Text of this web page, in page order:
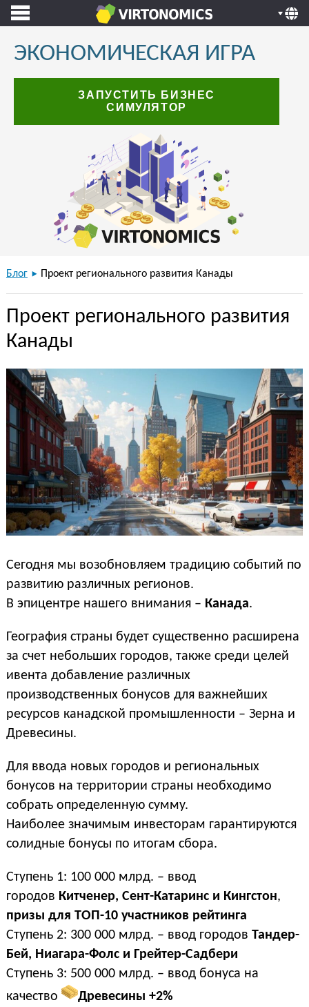
ЭКОНОМИЧЕСКАЯ ИГРА
ЗАПУСТИТЬ БИЗНЕС
СИМУЛЯТОР
Блог Проект регионального развития Канады
Проект регионального развития
Канады
Сегодня мы возобновляем традицию событий по
развитию различных регионов.
В эпицентре нашего внимания – Канада.
География страны будет существенно расширена
за счет небольших городов, также среди целей
ивента добавление различных
производственных бонусов для важнейших
ресурсов канадской промышленности – Зерна и
Древесины.
Для ввода новых городов и региональных
бонусов на территории страны необходимо
собрать определенную сумму.
Наиболее значимым инвесторам гарантируются
солидные бонусы по итогам сбора.
Ступень 1: 100 000 млрд. – ввод
городов Китченер, Сент-Катаринс и Кингстон,
призы для ТОП-10 участников рейтинга
Ступень 2: 300 000 млрд. – ввод городов Тандер-
Бей, Ниагара-Фолс и Грейтер-Садбери
Ступень 3: 500 000 млрд. – ввод бонуса на
качество
Древесины +2%